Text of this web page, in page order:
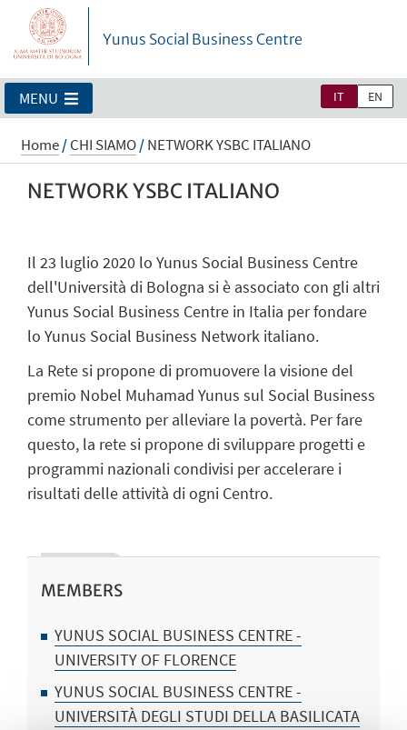
Yunus Social Business Centre
IT EN
MENU
Home/CHI SIAMO/NETWORK YSBC ITALIANO
NETWORK YSBC ITALIANO
Il 23 luglio 2020 lo Yunus Social Business Centre
dell'Università di Bologna si è associato con gli altri
Yunus Social Business Centre in Italia per fondare
lo Yunus Social Business Network italiano.
La Rete si propone di promuovere la visione del
premio Nobel Muhamad Yunus sul Social Business
come strumento per alleviare la povertà. Per fare
questo, la rete si propone di sviluppare progetti e
programmi nazionali condivisi per accelerare i
risultati delle attività di ogni Centro.
MEMBERS
YUNUS SOCIAL BUSINESS CENTRE -
UNIVERSITY OF FLORENCE
YUNUS SOCIAL BUSINESS CENTRE -
UNIVERSITÀ DEGLI STUDI DELLA BASILICATA